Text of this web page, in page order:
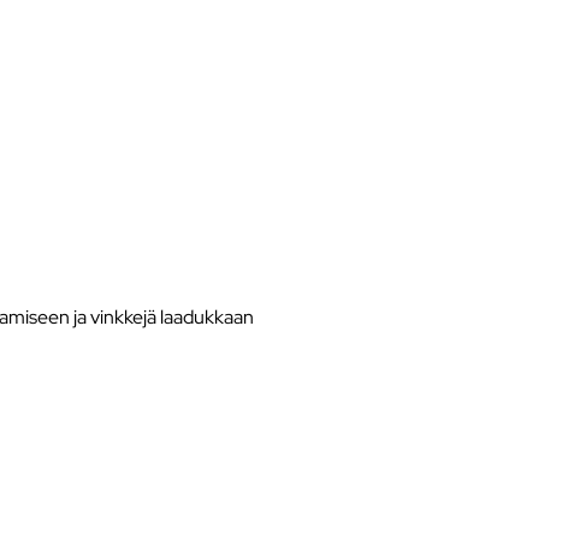
ja vinkkejä laadukkaan